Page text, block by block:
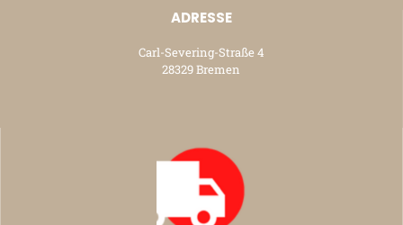
ADRESSE
Carl-Severing-Straße 4
28329 Bremen